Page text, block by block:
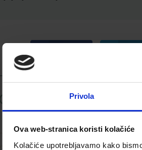
Privola
Ova web-stranica koristi kolačiće
Kolačiće upotrebljavamo kako